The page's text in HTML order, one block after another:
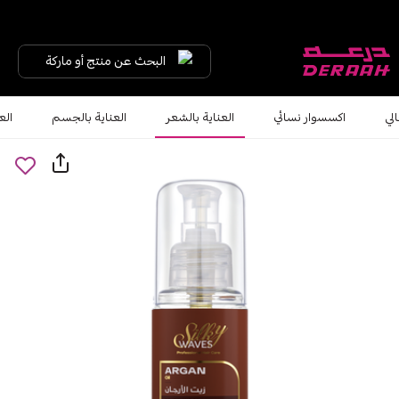
البحث عن منتج أو ماركة
اكسسوار نسائي العناية بالشعر العناية بالجسم